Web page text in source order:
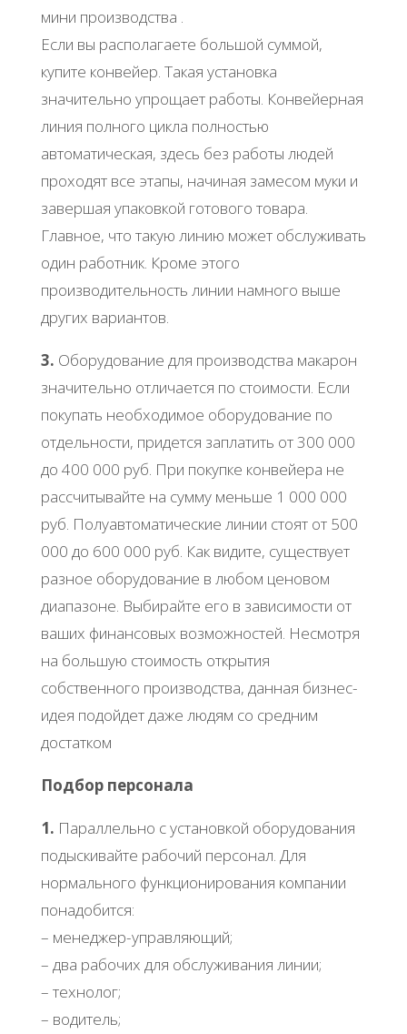
мини производства .
Если вы располагаете большой суммой,
купите конвейер. Такая установка
значительно упрощает работы. Конвейерная
линия полного цикла полностью
автоматическая, здесь без работы людей
проходят все этапы, начиная замесом муки и
завершая упаковкой готового товара.
Главное, что такую линию может обслуживать
один работник. Кроме этого
производительность линии намного выше
других вариантов.
3. Оборудование для производства макарон
значительно отличается по стоимости. Если
покупать необходимое оборудование по
отдельности, придется заплатить от 300 000
до 400 000 руб. При покупке конвейера не
рассчитывайте на сумму меньше 1 000 000
руб. Полуавтоматические линии стоят от 500
000 до 600 000 руб. Как видите, существует
разное оборудование в любом ценовом
диапазоне. Выбирайте его в зависимости от
ваших финансовых возможностей. Несмотря
на большую стоимость открытия
собственного производства, данная бизнес-
идея подойдет даже людям со средним
достатком
Подбор персонала
1. Параллельно с установкой оборудования
подыскивайте рабочий персонал. Для
нормального функционирования компании
понадобится:
– менеджер-управляющий;
– два рабочих для обслуживания линии;
– технолог;
– водитель;